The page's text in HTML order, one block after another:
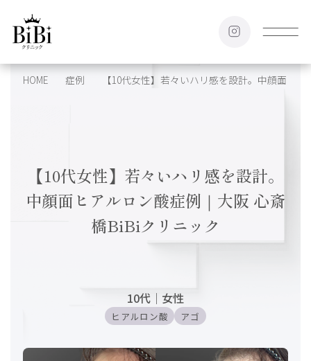
HOME 症例 【10代女性】若々いハリ感を設計。中顔面ヒ
【10代女性】若々いハリ感を設計。
中顔面ヒアルロン酸症例｜大阪 心斎
橋BiBiクリニック
10代 ｜ 女性
ヒアルロン酸 アゴ